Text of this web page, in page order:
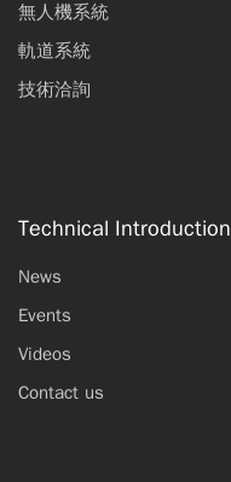
無人機系統
軌道系統
技術洽詢
Technical Introduction
News
Events
Videos
Contact us